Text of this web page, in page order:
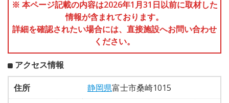
※ 本ページ記載の内容は2026年1月31日以前に取材した
情報が含まれております。
詳細を確認されたい場合には、直接施設へお問い合わせ
ください。
アクセス情報
住所 静岡県富士市桑崎1015